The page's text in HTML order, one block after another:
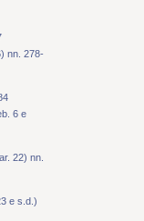
nn. 278-
6 e
22) nn.
e s.d.)